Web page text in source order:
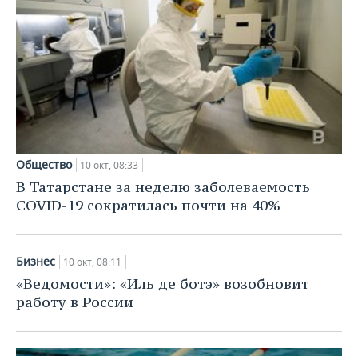
Общество 10 окт, 08:33
В Татарстане за неделю заболеваемость
COVID-19 сократилась почти на 40%
Бизнес 10 окт, 08:11
«Ведомости»: «Иль де ботэ» возобновит
работу в России